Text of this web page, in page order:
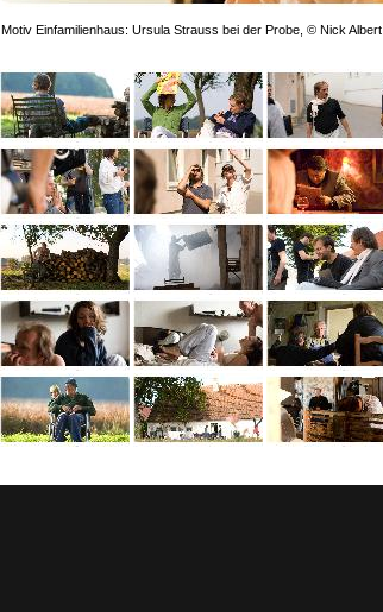
Motiv Einfamilienhaus: Ursula Strauss bei der Probe, © Nick Albert